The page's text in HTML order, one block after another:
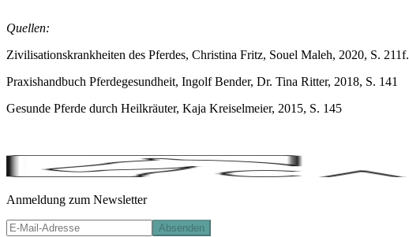
Quellen:
Zivilisationskrankheiten des Pferdes, Christina Fritz, Souel Maleh, 2020, S. 211f.
Praxishandbuch Pferdegesundheit, Ingolf Bender, Dr. Tina Ritter, 2018, S. 141
Gesunde Pferde durch Heilkräuter, Kaja Kreiselmeier, 2015, S. 145
Anmeldung zum Newsletter
Absenden